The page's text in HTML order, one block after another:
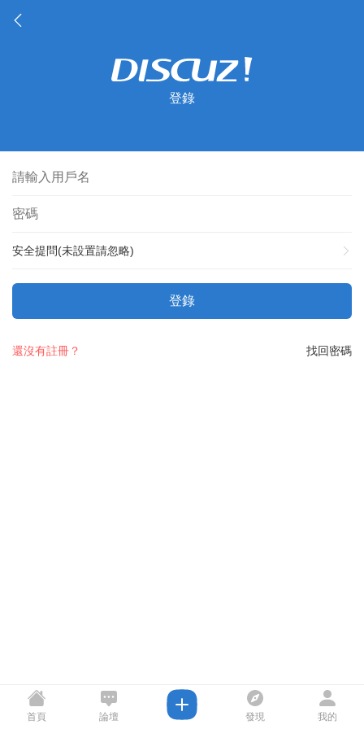
登錄
安全提問(未設置請忽略)
登錄
找回密碼
還沒有註冊？
首頁 論壇 發現 我的